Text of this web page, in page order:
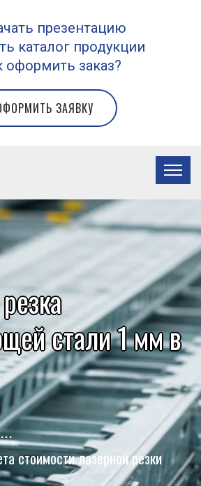
презентацию
каталог продукции
оформить заказ?
ЗАЯВКУ
стали 1 мм в
стоимости лазерной резки